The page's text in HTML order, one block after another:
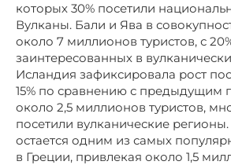
которых 30% посетили
Вулканы. Бали и Ява в
около 7 миллионов туристов, с
заинтересованных в
Исландия зафиксировала рост
15% по сравнению с предыдущим
около 2,5 миллионов туристов,
посетили вулканические
остается одним из самых
в Греции, привлекая около 1,5